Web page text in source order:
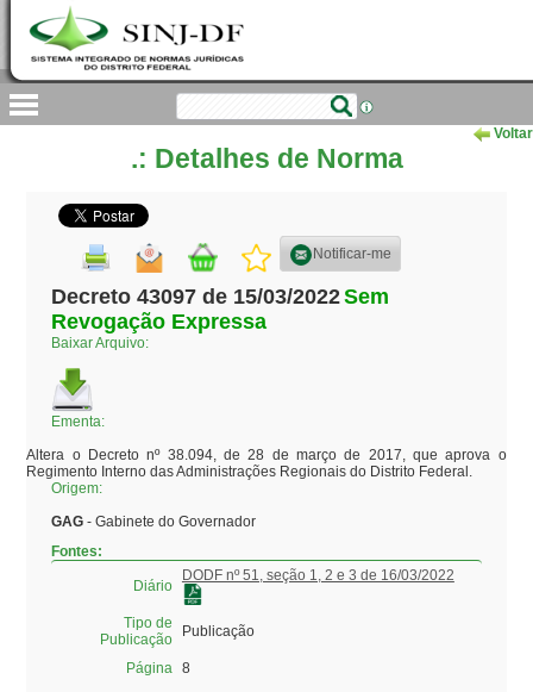
Voltar
.: Detalhes de Norma
Notificar-me
Decreto 43097 de 15/03/2022Sem
Revogação Expressa
Baixar Arquivo:
Ementa:
Altera o Decreto nº 38.094, de 28 de março de 2017, que aprova o
Regimento Interno das Administrações Regionais do Distrito Federal.
Origem:
GAG- Gabinete do Governador
Fontes:
Diário
DODF nº 51, seção 1, 2 e 3 de 16/03/2022
Tipo de
Publicação
Publicação
Página
8